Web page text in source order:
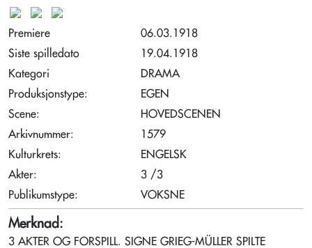
Premiere
06.03.1918
Siste spilledato
19.04.1918
Kategori
DRAMA
Produksjonstype:
EGEN
Scene:
HOVEDSCENEN
Arkivnummer:
1579
Kulturkrets:
ENGELSK
Akter:
3 /3
Publikumstype:
VOKSNE
Merknad:
3 AKTER OG FORSPILL. SIGNE GRIEG-MÜLLER SPILTE